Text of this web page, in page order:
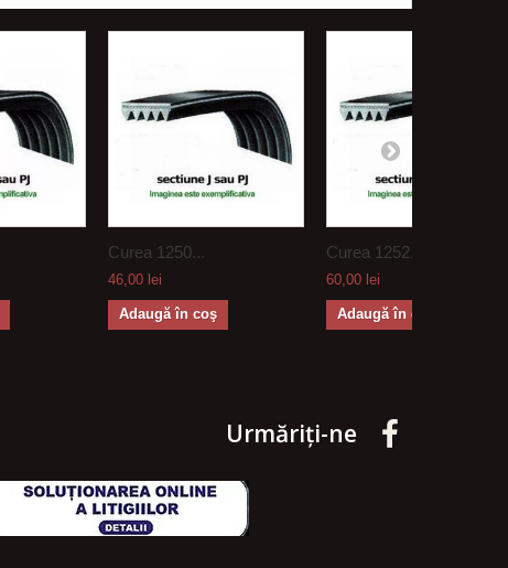
Curea 1250...
46,00 lei
Adaugă în coş
Curea 1252...
60,00 lei
Adaugă în coş
Urmăriți-ne